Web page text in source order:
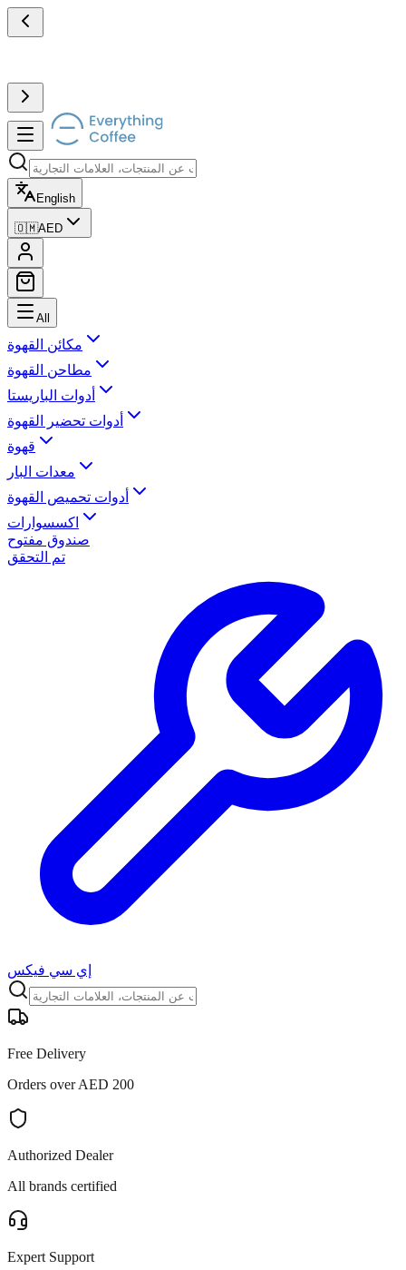
English
🇴🇲AED
All
مكائن القهوة
مطاحن القهوة
أدوات الباريستا
أدوات تحضير القهوة
قهوة
معدات البار
أدوات تحميص القهوة
اكسسوارات
صندوق مفتوح
تم التحقق
إي سي فيكس
Free Delivery
Orders over AED 200
Authorized Dealer
All brands certified
Expert Support